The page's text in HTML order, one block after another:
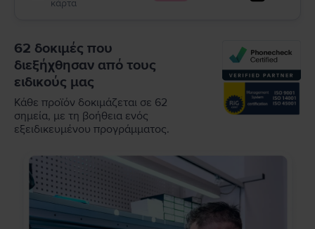
κάρτα
62 δοκιμές που
διεξήχθησαν από τους
ειδικούς μας
Κάθε προϊόν δοκιμάζεται σε 62
σημεία, με τη βοήθεια ενός
εξειδικευμένου προγράμματος.